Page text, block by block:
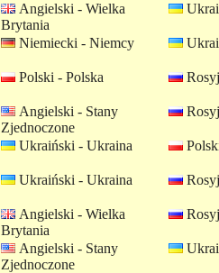
Angielski - Wielka
Brytania
Niemiecki - Niemcy
Polski - Polska
Angielski - Stany
Zjednoczone
Ukraiński - Ukraina
Ukraiński - Ukraina
Angielski - Wielka
Brytania
Angielski - Stany
Zjednoczone